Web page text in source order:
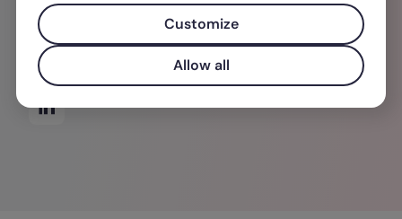
Hospitality, Ocio y espectáculos así como
acompañando personas como orientadora de
carrera laboral y mentora.
Customize
Allow all